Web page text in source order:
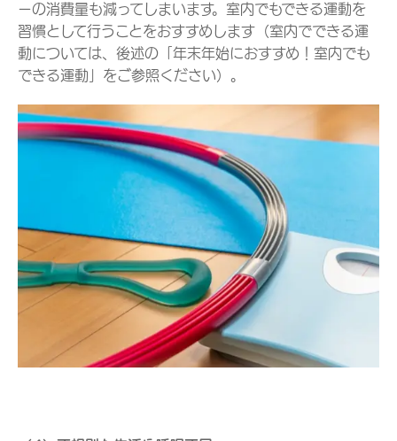
ーの消費量も減ってしまいます。室内でもできる運動を
習慣として行うことをおすすめします（室内でできる運
動については、後述の「年末年始におすすめ！室内でも
できる運動」をご参照ください）。